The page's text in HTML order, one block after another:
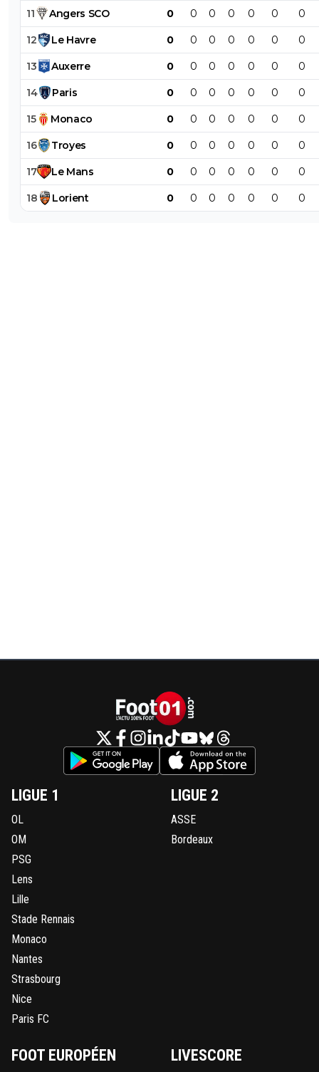
11 Angers SCO 0 0 0 0 0 0 0
12 Le Havre 0 0 0 0 0 0 0
13 Auxerre 0 0 0 0 0 0 0
14 Paris 0 0 0 0 0 0 0
15 Monaco 0 0 0 0 0 0 0
16 Troyes 0 0 0 0 0 0 0
17 Le Mans 0 0 0 0 0 0 0
18 Lorient 0 0 0 0 0 0 0
LIGUE 1
OL
OM
PSG
Lens
Lille
Stade Rennais
Monaco
Nantes
Strasbourg
Nice
Paris FC
LIGUE 2
ASSE
Bordeaux
FOOT EUROPÉEN LIVESCORE